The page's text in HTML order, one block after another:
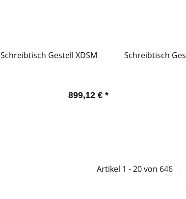
Schreibtisch Gestell XDSM
899,12 € *
Schreibtisch
Artikel 1 - 20 von 646